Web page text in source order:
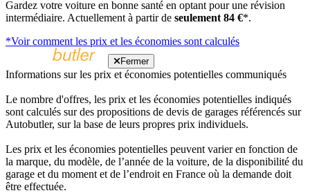
Gardez votre voiture en bonne santé en optant pour une révision
intermédiaire. Actuellement à partir de seulement 84 €*.
*Voir comment les prix et les économies sont calculés
Fermer
Informations sur les prix et économies potentielles communiqués
Le nombre d'offres, les prix et les économies potentielles indiqués
sont calculés sur des propositions de devis de garages référencés sur
Autobutler, sur la base de leurs propres prix individuels.
Les prix et les économies potentielles peuvent varier en fonction de
la marque, du modèle, de l’année de la voiture, de la disponibilité du
garage et du moment et de l’endroit en France où la demande doit
être effectuée.